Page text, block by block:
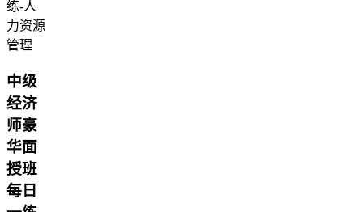
中级
经济
师豪
华面
授班
每日